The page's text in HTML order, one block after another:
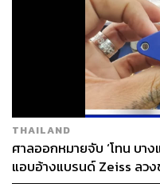
THAILAND
ศาลออกหมายจับ ‘โทน บา
แอบอ้างแบรนด์ Zeiss ลว